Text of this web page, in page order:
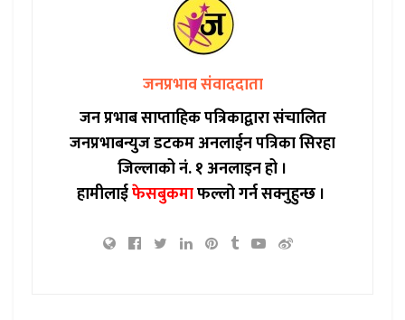
जनप्रभाव संवाददाता
जन प्रभाब साप्ताहिक पत्रिकाद्वारा संचालित
जनप्रभाबन्युज डटकम अनलाईन पत्रिका सिरहा
जिल्लाको नं. १ अनलाइन हो ।
हामीलाईफेसबुकमाफल्लो गर्न सक्नुहुन्छ ।